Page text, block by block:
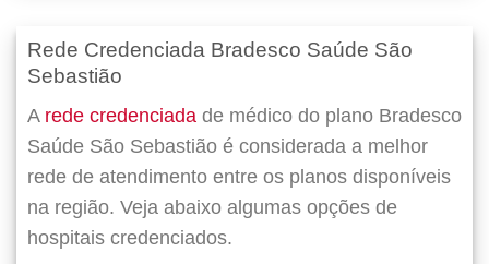
Rede Credenciada Bradesco Saúde São
Sebastião
A rede credenciada de médico do plano Bradesco
Saúde São Sebastião é considerada a melhor
rede de atendimento entre os planos disponíveis
na região. Veja abaixo algumas opções de
hospitais credenciados.